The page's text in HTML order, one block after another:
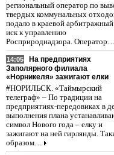
региональный оператор по
твердых коммунальных
подало в краевой арбитражный
иск к управлению
Росприроднадзора. Оператор…
14:05
На предприятиях
Заполярного филиала
«Норникеля» зажигают елки
#НОРИЛЬСК. «Таймырский
телеграф» – По традиции на
предприятиях-передовиках в
выполнения плана
символ Нового года – елку и
зажигают на ней гирлянды.
образом…